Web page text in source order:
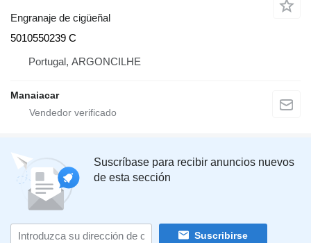
Engranaje de cigüeñal
5010550239 C
Portugal, ARGONCILHE
Manaiacar
Suscríbase para recibir anuncios nuevos
de esta sección
Suscribirse